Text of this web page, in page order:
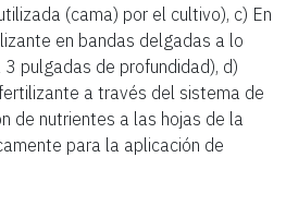
(cama) por el cultivo), c) En
en bandas delgadas a lo
pulgadas de profundidad), d)
a través del sistema de
de nutrientes a las hojas de la
para la aplicación de